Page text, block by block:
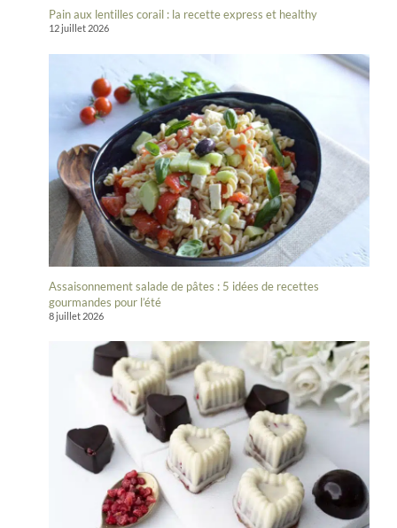
Pain aux lentilles corail : la recette express et healthy
12 juillet 2026
Assaisonnement salade de pâtes : 5 idées de recettes
gourmandes pour l’été
8 juillet 2026